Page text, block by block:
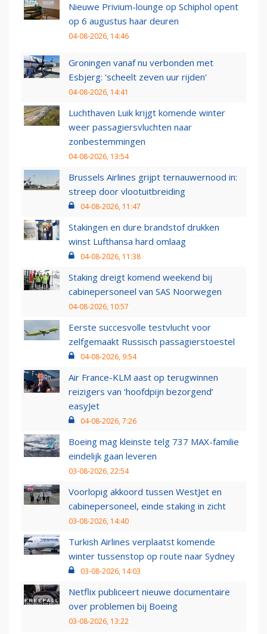
Nieuwe Privium-lounge op Schiphol opent
op 6 augustus haar deuren
04-08-2026, 14:46
Groningen vanaf nu verbonden met
Esbjerg: 'scheelt zeven uur rijden'
04-08-2026, 14:41
Luchthaven Luik krijgt komende winter
weer passagiersvluchten naar
zonbestemmingen
04-08-2026, 13:54
Brussels Airlines grijpt ternauwernood in:
streep door vlootuitbreiding
04-08-2026, 11:47
Stakingen en dure brandstof drukken
winst Lufthansa hard omlaag
04-08-2026, 11:38
Staking dreigt komend weekend bij
cabinepersoneel van SAS Noorwegen
04-08-2026, 10:57
Eerste succesvolle testvlucht voor
zelfgemaakt Russisch passagierstoestel
04-08-2026, 9:54
Air France-KLM aast op terugwinnen
reizigers van ‘hoofdpijn bezorgend’
easyJet
04-08-2026, 7:26
Boeing mag kleinste telg 737 MAX-familie
eindelijk gaan leveren
03-08-2026, 22:54
Voorlopig akkoord tussen WestJet en
cabinepersoneel, einde staking in zicht
03-08-2026, 14:40
Turkish Airlines verplaatst komende
winter tussenstop op route naar Sydney
03-08-2026, 14:03
Netflix publiceert nieuwe documentaire
over problemen bij Boeing
03-08-2026, 13:22